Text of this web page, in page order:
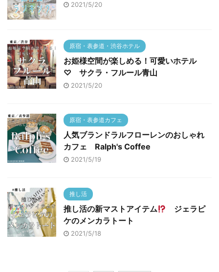
2021/5/20
原宿・表参道・渋谷ホテル
お姫様空間が楽しめる！可愛いホテル
♡ サクラ・フルール青山
2021/5/20
原宿・表参道カフェ
人気ブランドラルフローレンのおしゃれ
カフェ Ralph's Coffee
2021/5/19
推し活
推し活の新マストアイテム
ジェラピ
ケのメンカラトート
2021/5/18